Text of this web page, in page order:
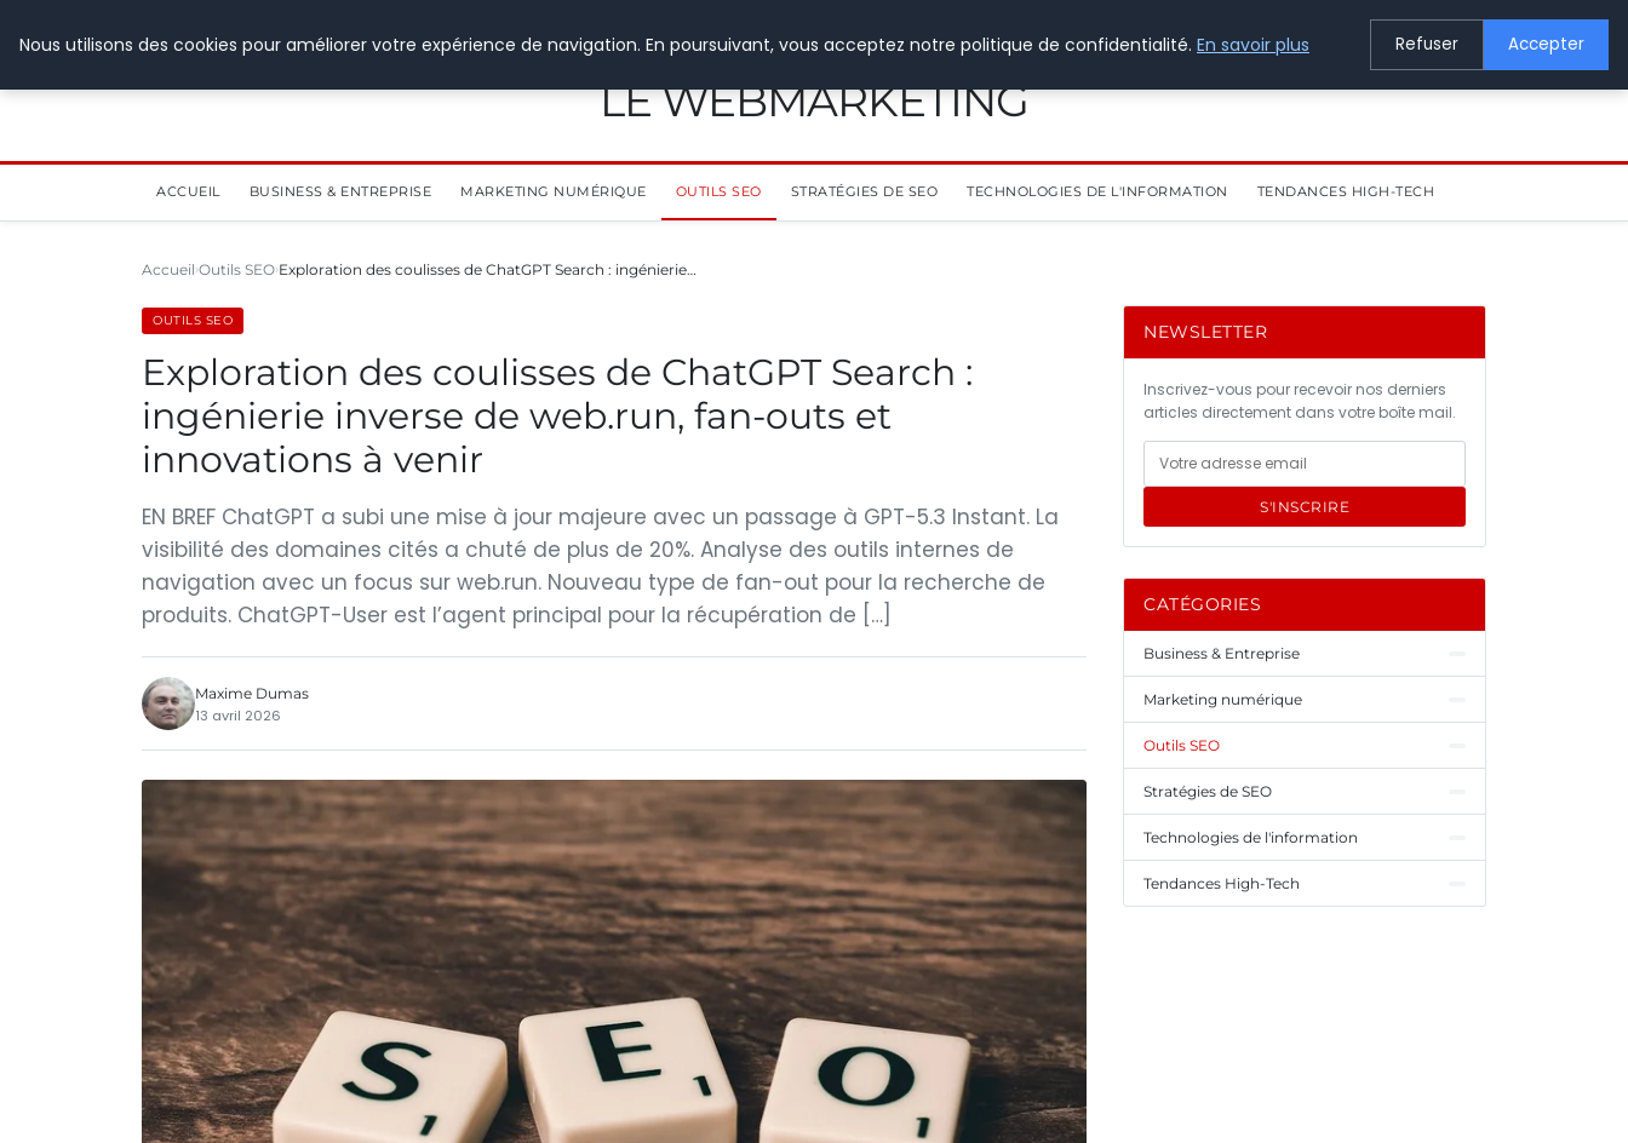
LE WEBMARKETING
ACCUEIL BUSINESS & ENTREPRISE MARKETING NUMÉRIQUE OUTILS SEO STRATÉGIES DE SEO TECHNOLOGIES DE L'INFORMATION TENDANCES HIGH-TECH
Accueil Outils SEO Exploration des coulisses de ChatGPT Search : ingénierie…
OUTILS SEO
Exploration des coulisses de ChatGPT Search :
ingénierie inverse de web.run, fan-outs et
innovations à venir
EN BREF ChatGPT a subi une mise à jour majeure avec un passage à GPT-5.3 Instant. La
visibilité des domaines cités a chuté de plus de 20%. Analyse des outils internes de
navigation avec un focus sur web.run. Nouveau type de fan-out pour la recherche de
produits. ChatGPT-User est l’agent principal pour la récupération de […]
Maxime Dumas
13 avril 2026
NEWSLETTER
Inscrivez-vous pour recevoir nos derniers
articles directement dans votre boîte mail.
S'INSCRIRE
CATÉGORIES
Business & Entreprise
Marketing numérique
Outils SEO
Stratégies de SEO
Technologies de l'information
Tendances High-Tech
Nous utilisons des cookies pour améliorer votre expérience de navigation. En poursuivant, vous acceptez notre politique de confidentialité. En savoir plus Refuser Accepter